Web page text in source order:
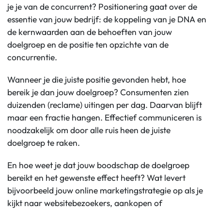
je je van de concurrent? Positionering gaat over de
essentie van jouw bedrijf: de koppeling van je DNA en
de kernwaarden aan de behoeften van jouw
doelgroep en de positie ten opzichte van de
concurrentie.
Wanneer je die juiste positie gevonden hebt, hoe
bereik je dan jouw doelgroep? Consumenten zien
duizenden (reclame) uitingen per dag. Daarvan blijft
maar een fractie hangen. Effectief communiceren is
noodzakelijk om door alle ruis heen de juiste
doelgroep te raken.
En hoe weet je dat jouw boodschap de doelgroep
bereikt en het gewenste effect heeft? Wat levert
bijvoorbeeld jouw online marketingstrategie op als je
kijkt naar websitebezoekers, aankopen of